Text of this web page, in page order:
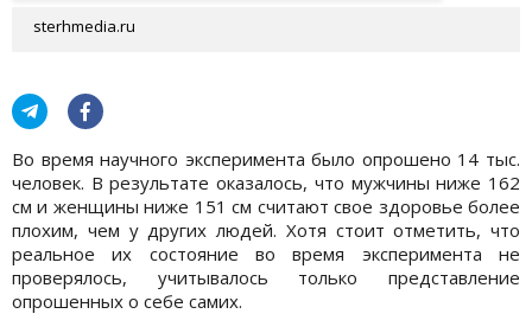
sterhmedia.ru
Во время научного эксперимента было опрошено 14 тыс.
человек. В результате оказалось, что мужчины ниже 162
см и женщины ниже 151 см считают свое здоровье более
плохим, чем у других людей. Хотя стоит отметить, что
реальное их состояние во время эксперимента не
проверялось, учитывалось только представление
опрошенных о себе самих.